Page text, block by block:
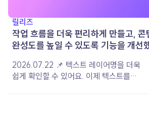
릴리즈
작업 흐름을 더욱 편리하게 만들고, 콘
완성도를 높일 수 있도록 기능을 개선
2026.07.22 📌 텍스트 레이어명을 더욱
쉽게 확인할 수 있어요. 이제 텍스트를